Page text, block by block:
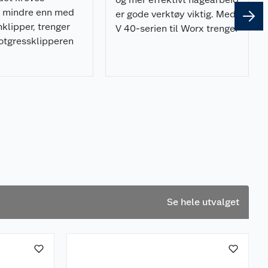
enn med
trenger
er gode verktøy viktig. Med
V 40-serien til Worx trenger
Se hele utvalget